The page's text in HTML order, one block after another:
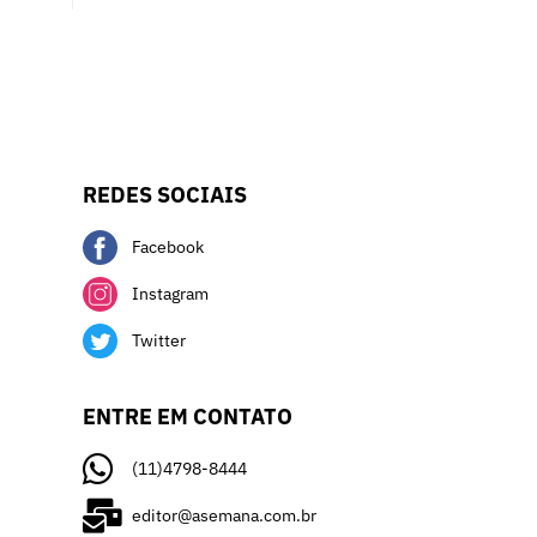
REDES SOCIAIS
Facebook
Instagram
Twitter
ENTRE EM CONTATO
(11)4798-8444
editor@asemana.com.br